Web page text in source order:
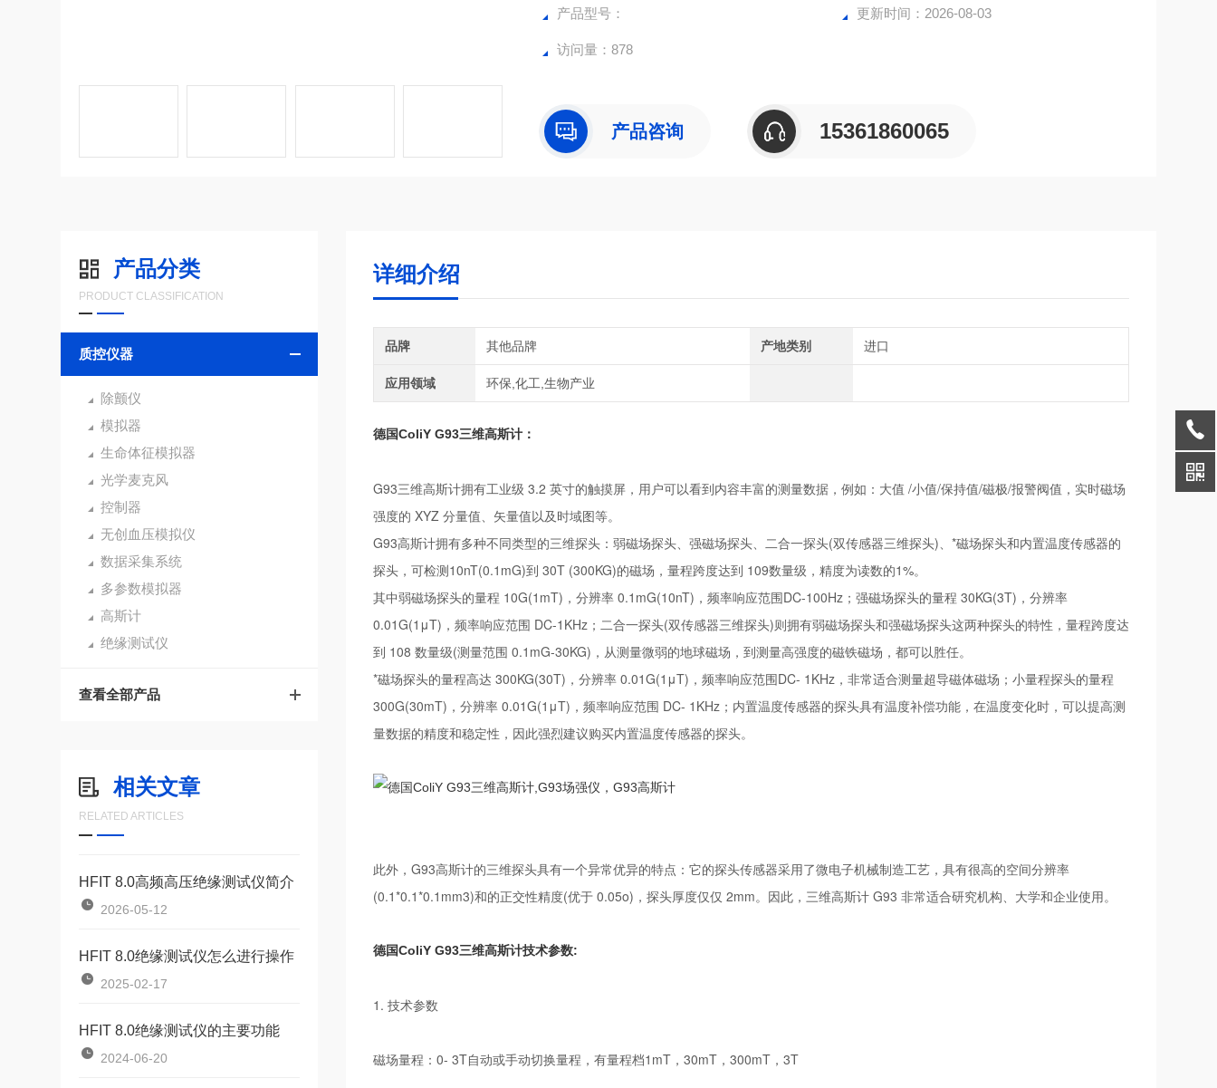
产品型号： 更新时间：2026-08-03
访问量：878
产品咨询 15361860065
产品分类
PRODUCT CLASSIFICATION
质控仪器
除颤仪
模拟器
生命体征模拟器
光学麦克风
控制器
无创血压模拟仪
数据采集系统
多参数模拟器
高斯计
绝缘测试仪
查看全部产品
相关文章
RELATED ARTICLES
HFIT 8.0高频高压绝缘测试仪简介
2026-05-12
HFIT 8.0绝缘测试仪怎么进行操作
2025-02-17
HFIT 8.0绝缘测试仪的主要功能
2024-06-20
详细介绍
品牌 其他品牌 产地类别 进口
应用领域 环保,化工,生物产业
德国ColiY G93三维高斯计：
G93三维高斯计拥有工业级 3.2 英寸的触摸屏，用户可以看到内容丰富的测量数据，例如：大值 /小值/保持值/磁极/报警阀值，实时磁场
强度的 XYZ 分量值、矢量值以及时域图等。
G93高斯计拥有多种不同类型的三维探头：弱磁场探头、强磁场探头、二合一探头(双传感器三维探头)、*磁场探头和内置温度传感器的
探头，可检测10nT(0.1mG)到 30T (300KG)的磁场，量程跨度达到 109数量级，精度为读数的1%。
其中弱磁场探头的量程 10G(1mT)，分辨率 0.1mG(10nT)，频率响应范围DC-100Hz；强磁场探头的量程 30KG(3T)，分辨率
0.01G(1μT)，频率响应范围 DC-1KHz；二合一探头(双传感器三维探头)则拥有弱磁场探头和强磁场探头这两种探头的特性，量程跨度达
到 108 数量级(测量范围 0.1mG-30KG)，从测量微弱的地球磁场，到测量高强度的磁铁磁场，都可以胜任。
*磁场探头的量程高达 300KG(30T)，分辨率 0.01G(1μT)，频率响应范围DC- 1KHz，非常适合测量超导磁体磁场；小量程探头的量程
300G(30mT)，分辨率 0.01G(1μT)，频率响应范围 DC- 1KHz；内置温度传感器的探头具有温度补偿功能，在温度变化时，可以提高测
量数据的精度和稳定性，因此强烈建议购买内置温度传感器的探头。
此外，G93高斯计的三维探头具有一个异常优异的特点：它的探头传感器采用了微电子机械制造工艺，具有很高的空间分辨率
(0.1*0.1*0.1mm3)和的正交性精度(优于 0.05o)，探头厚度仅仅 2mm。因此，三维高斯计 G93 非常适合研究机构、大学和企业使用。
德国ColiY G93三维高斯计技术参数:
1. 技术参数
磁场量程：0- 3T自动或手动切换量程，有量程档1mT，30mT，300mT，3T